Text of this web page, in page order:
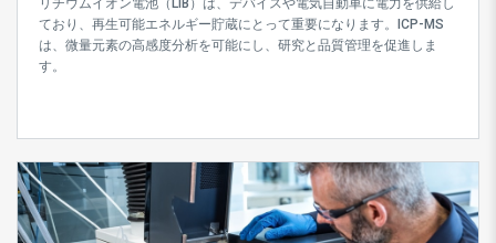
リチウムイオン電池（LIB）は、デバイスや電気自動車に電力を供給し
ており、再生可能エネルギー貯蔵にとって重要になります。ICP-MS
は、微量元素の高感度分析を可能にし、研究と品質管理を促進しま
す。